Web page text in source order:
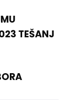
TEŠANJ